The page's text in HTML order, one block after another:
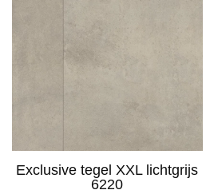
Exclusive tegel XXL lichtgrijs
6220